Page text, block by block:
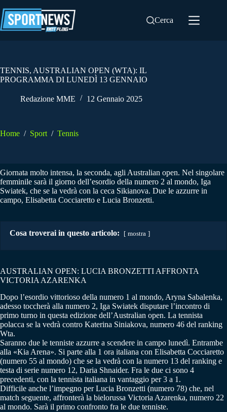
al
contenuto
Cerca
TENNIS, AUSTRALIAN OPEN (WTA): IL
PROGRAMMA DI LUNEDÌ 13 GENNAIO
Redazione MME 12 Gennaio 2025
Home / Sport / Tennis
Giornata molto intensa, la seconda, agli Australian open. Nel singolare
femminile sarà il giorno dell’esordio della numero 2 al mondo, Iga
Swiatek, che se la vedrà con la ceca Sikianova. Due le azzurre in
campo, Elisabetta Cocciaretto e Lucia Bronzetti.
Cosa troverai in questo articolo: mostra
AUSTRALIAN OPEN: LUCIA BRONZETTI AFFRONTA
VICTORIA AZARENKA
Dopo l’esordio vittorioso della numero 1 al mondo, Aryna Sabalenka,
adesso toccherà alla numero 2, Iga Swiatek disputare l’incontro di
primo turno in questa edizione dell’Australian open. La tennista
polacca se la vedrà contro Katerina Siniakova, numero 46 del ranking
Wta.
Saranno due le tenniste azzurre a scendere in campo lunedì. Entrambe
alla «Kia Arena». Si parte alla 1 ora italiana con Elisabetta Cocciaretto
(numero 55 al mondo) che se la vedrà con la numero 13 del ranking e
testa di serie numero 12, Daria Shnaider. Fra le due ci sono 4
precedenti, con la tennista italiana in vantaggio per 3 a 1.
Difficile anche l’impegno per Lucia Bronzetti (numero 78) che, nel
match seguente, affronterà la bielorussa Victoria Azarenka, numero 22
al mondo. Sarà il primo confronto fra le due tenniste.